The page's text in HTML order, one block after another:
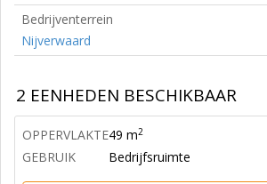
Bedrijventerrein
Nijverwaard
2 EENHEDEN BESCHIKBAAR
OPPERVLAKTE49 m2
GEBRUIK Bedrijfsruimte